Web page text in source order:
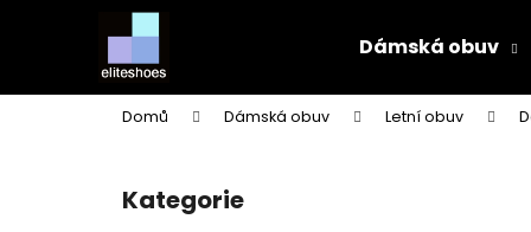
Dámská obuv
Domů Dámská obuv Letní obuv
Přeskočit
kategorie
Kategorie
í
Zpět
do
obchodu
Zpět
do
obchodu